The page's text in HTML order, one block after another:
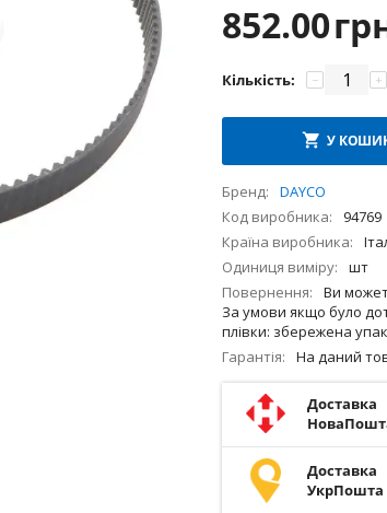
852.00
Кількість: +
−
У
Бренд
DAYCO
Код виробника
94769
Країна виробника
Одиниця виміру
шт
Повернення
Ви
За умови якщо було
плівки: збережена
Гарантія
На даний
Доставка
Доставка
УкрПошта